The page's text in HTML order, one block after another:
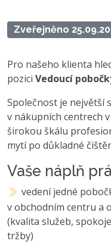
Zveřejněno
Pro našeho klienta
pozici Vedoucí
Společnost je největší
v nákupních centrech
širokou škálu
mytí po důkladné
Vaše náplň
vedení jedné
v obchodním centru a
(kvalita služeb,
tržby)